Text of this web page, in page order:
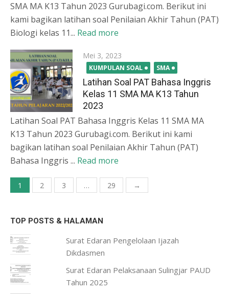
SMA MA K13 Tahun 2023 Gurubagi.com. Berikut ini
kami bagikan latihan soal Penilaian Akhir Tahun (PAT)
Biologi kelas 11... Read more
Posted
on
Mei 3, 2023
KUMPULAN SOAL SMA
Latihan Soal PAT Bahasa Inggris
Kelas 11 SMA MA K13 Tahun
2023
Latihan Soal PAT Bahasa Inggris Kelas 11 SMA MA
K13 Tahun 2023 Gurubagi.com. Berikut ini kami
bagikan latihan soal Penilaian Akhir Tahun (PAT)
Bahasa Inggris ... Read more
Paginasi
1 2 3 … 29 →
TOP POSTS & HALAMAN
Surat Edaran Pengelolaan Ijazah
Dikdasmen
Surat Edaran Pelaksanaan Sulingjar PAUD
Tahun 2025